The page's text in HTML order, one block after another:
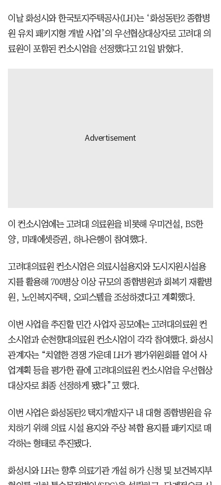
이날 화성시와 한국토지주택공사(LH)는 ‘화성동탄2 종합병
원 유치 패키지형 개발 사업’의 우선협상대상자로 고려대 의
료원이 포함된 컨소시엄을 선정했다고 21일 밝혔다.
이 컨소시엄에는 고려대 의료원을 비롯해 우미건설, BS한
양, 미래에셋증권, 하나은행이 참여했다.
고려대의료원 컨소시엄은 의료시설용지와 도시지원시설용
지를 활용해 700병상 이상 규모의 종합병원과 회복기 재활병
원, 노인복지주택, 오피스텔을 조성하겠다고 계획했다.
이번 사업을 추진할 민간 사업자 공모에는 고려대의료원 컨
소시엄과 순천향대의료원 컨소시엄이 각각 참여했다. 화성시
관계자는 “치열한 경쟁 가운데 LH가 평가위원회를 열어 사
업계획 등을 평가한 끝에 고려대의료원 컨소시엄을 우선협상
대상자로 최종 선정하게 됐다”고 했다.
이번 사업은 화성동탄2 택지개발지구 내 대형 종합병원을 유
치하기 위해 의료 시설 용지와 주상 복합 용지를 패키지로 매
각하는 형태로 추진됐다.
화성시와 LH는 향후 의료기관 개설 허가 신청 및 보건복지부